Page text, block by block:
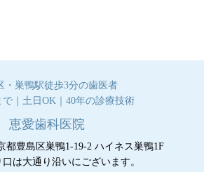
・巣鴨駅徒歩3分の歯医者
で｜土日OK｜40年の診療技術
恵愛歯科医院
都豊島区巣鴨1-19-2 ハイネス巣鴨1F
は大通り沿いにございます。